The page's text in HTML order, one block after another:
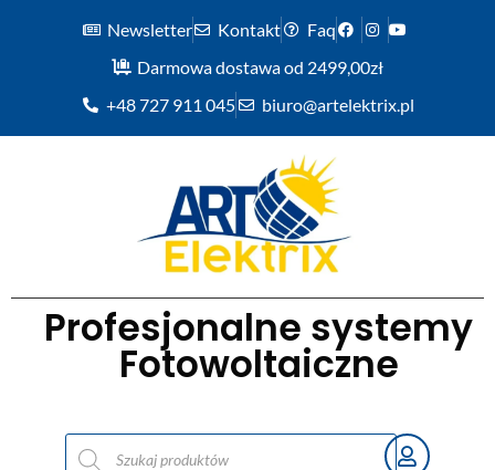
Newsletter Kontakt
Faq
Darmowa dostawa od 2499,00zł
+48 727 911 045
biuro@artelektrix.pl
Profesjonalne systemy
Fotowoltaiczne